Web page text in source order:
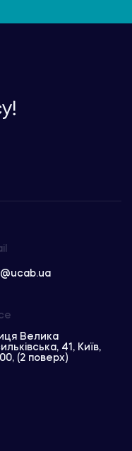
Велика
41, Київ,
(2 поверх)